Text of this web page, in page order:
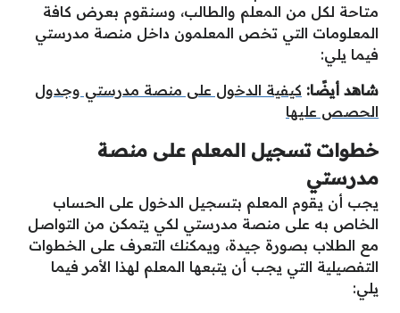
متاحة لكل من المعلم والطالب، وسنقوم بعرض كافة
المعلومات التي تخص المعلمون داخل منصة مدرستي
فيما يلي:
شاهد أيضًا: كيفية الدخول على منصة مدرستي وجدول
الحصص عليها
خطوات تسجيل المعلم على منصة
مدرستي
يجب أن يقوم المعلم بتسجيل الدخول على الحساب
الخاص به على منصة مدرستي لكي يتمكن من التواصل
مع الطلاب بصورة جيدة، ويمكنك التعرف على الخطوات
التفصيلية التي يجب أن يتبعها المعلم لهذا الأمر فيما
يلي: